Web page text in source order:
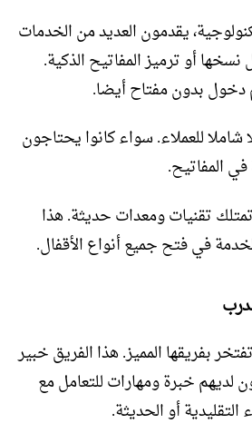
يقدمون العديد من الخدمات
نسخها أو ترميز المفاتيح الذكية.
بدون مفتاح أيضا.
للعملاء. سواء كانوا يحتاجون
المفاتيح.
تقنيات ومعدات حديثة. هذا
في فتح جميع أنواع الأقفال.
بفريقها المميز. هذا الفريق خبير
لديهم خبرة ومهارات للتعامل مع
أو الحديثة.